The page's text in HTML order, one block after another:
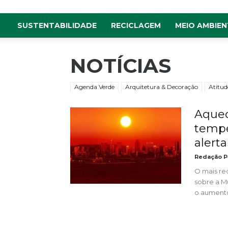
SUSTENTABILIDADE RECICLAGEM MEIO
NOTÍCIAS
Agenda Verde Arquitetura & Decoração
Redação
O mais
sobre a
o